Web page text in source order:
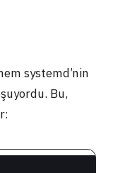
systemd’nin
Bu,